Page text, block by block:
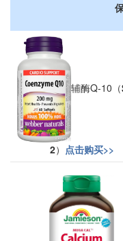
辅酶Q-10（
2） 点击购买>>